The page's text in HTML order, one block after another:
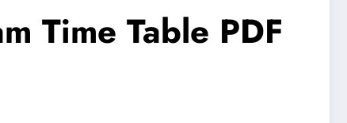
Time Table PDF